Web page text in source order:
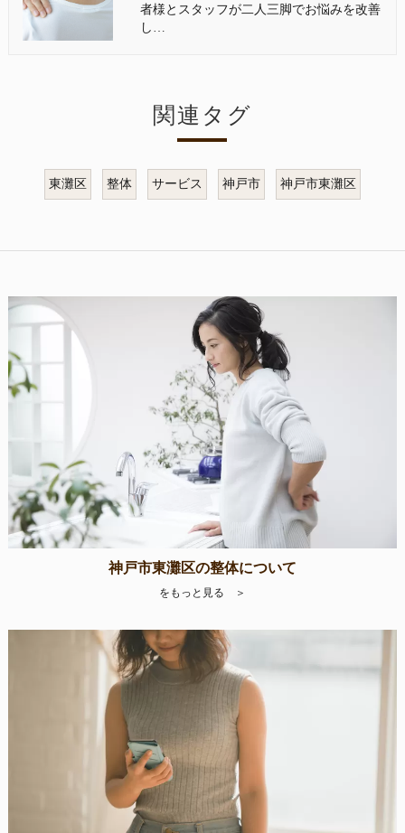
者様とスタッフが二人三脚でお悩みを改善
し…
関連タグ
東灘区 整体 サービス 神戸市 神戸市東灘区
神戸市東灘区の整体について
をもっと見る ＞